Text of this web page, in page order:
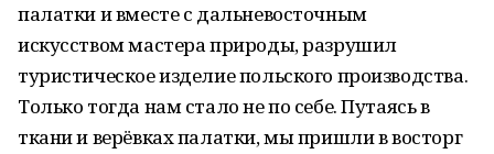
палатки и вместе с дальневосточным
искусством мастера природы, разрушил
туристическое изделие польского производства.
Только тогда нам стало не по себе. Путаясь в
ткани и верёвках палатки, мы пришли в восторг